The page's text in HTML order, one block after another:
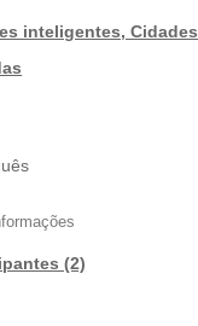
inteligentes, Cidades
(2)